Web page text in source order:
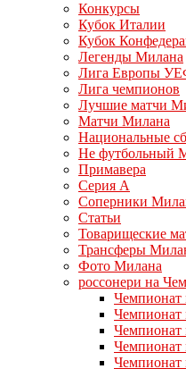
Конкурсы
Кубок Италии
Кубок
Легенды Милана
Лига Европы
Лига чемпионов
Лучшие матчи
Матчи Милана
Национальные
Не футбольный
Примавера
Серия А
Соперники
Статьи
Товарищеские
Трансферы
Фото Милана
россонери на
Чемпионат
Чемпионат
Чемпионат
Чемпионат
Чемпионат